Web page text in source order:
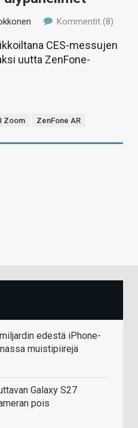
Kommentit (8)
CES-messujen
uutta ZenFone-
Zoom ZenFone AR
edestä iPhone-
muistipiirejä
Galaxy S27
pois